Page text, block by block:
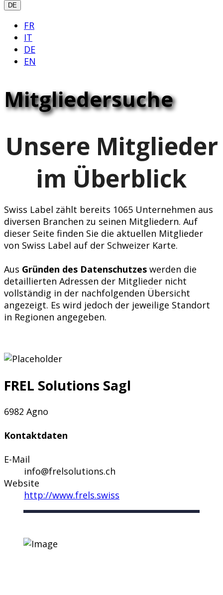
DE
FR
IT
DE
EN
Mitgliedersuche
Unsere Mitglieder
im Überblick
Swiss Label zählt bereits 1065 Unternehmen aus
diversen Branchen zu seinen Mitgliedern. Auf
dieser Seite finden Sie die aktuellen Mitglieder
von Swiss Label auf der Schweizer Karte.
Aus Gründen des Datenschutzes werden die
detaillierten Adressen der Mitglieder nicht
vollständig in der nachfolgenden Übersicht
angezeigt. Es wird jedoch der jeweilige Standort
in Regionen angegeben.
FREL Solutions Sagl
6982 Agno
Kontaktdaten
E-Mail
info@frelsolutions.ch
Website
http://www.frels.swiss